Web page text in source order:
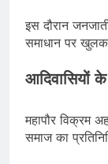
इस दौरान
समाधान पर
आदिवासियों
महापौर विक्रम
समाज का